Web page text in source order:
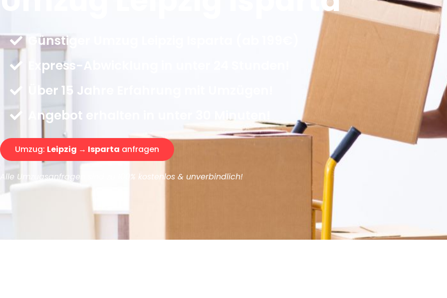
Günstiger Umzug Leipzig Isparta (ab 199€)
Express-Abwicklung in unter 24 Stunden!
Über 15 Jahre Erfahrung mit Umzügen!
Angebot erhalten in unter 30 Minuten!
Umzug: Leipzig → Isparta anfragen
Alle Umzugsanfragen sind zu 100% kostenlos & unverbindlich!